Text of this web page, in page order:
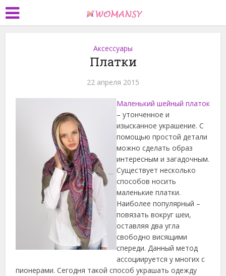
Аксессуары
Платки
22 апреля 2015
Маленький шейный платок
– утонченное и
изысканное украшение. С
помощью простой детали
можно сделать образ
интересным и загадочным.
Существует несколько
способов носить
маленькие платки.
Наиболее популярный –
повязать вокруг шеи,
оставляя два угла
свободно висящими
спереди. Данный метод
ассоциируется у многих с
пионерами. Сегодня такой способ украшать одежду